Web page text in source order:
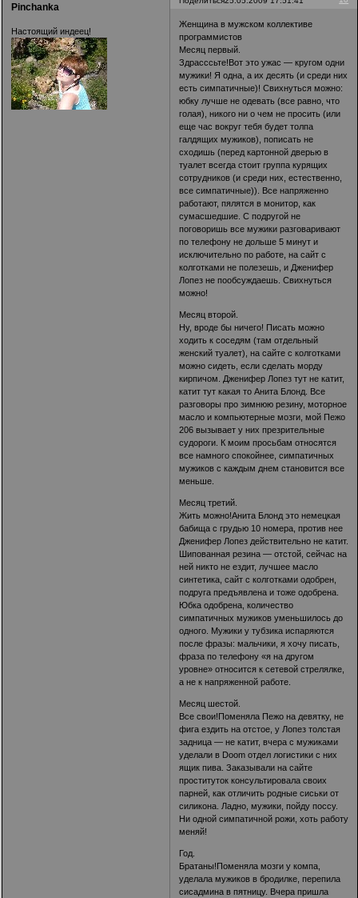
Pinchanka
Настоящий индеец!
Женщина в мужском коллективе
программистов
Месяц первый.
Здрасссьте!Вот это ужас — кругом одни
мужики! Я одна, а их десять (и среди них
есть симпатичные)! Свихнуться можно:
юбку лучше не одевать (все равно, что
голая), никого ни о чем не просить (или
еще час вокруг тебя будет толпа
галдящих мужиков), пописать не
сходишь (перед картонной дверью в
туалет всегда стоит группа курящих
сотрудников (и среди них, естественно,
все симпатичные)). Все напряженно
работают, пялятся в монитор, как
сумасшедшие. С подругой не
поговоришь все мужики разговаривают
по телефону не дольше 5 минут и
исключительно по работе, на сайт с
колготками не полезешь, и Дженифер
Лопез не пообсуждаешь. Свихнуться
можно!
Месяц второй.
Ну, вроде бы ничего! Писать можно
ходить к соседям (там отдельный
женский туалет), на сайте с колготками
можно сидеть, если сделать морду
кирпичом. Дженифер Лопез тут не катит,
катит тут какая то Анита Блонд. Все
разговоры про зимнюю резину, моторное
масло и компьютерные мозги, мой Пежо
206 вызывает у них презрительные
судороги. К моим просьбам относятся
все намного спокойнее, симпатичных
мужиков с каждым днем становится все
меньше.
Месяц третий.
Жить можно!Анита Блонд это немецкая
бабища с грудью 10 номера, против нее
Дженифер Лопез действительно не катит.
Шипованная резина — отстой, сейчас на
ней никто не ездит, лучшее масло
синтетика, сайт с колготками одобрен,
подруга предъявлена и тоже одобрена.
Юбка одобрена, количество
симпатичных мужиков уменьшилось до
одного. Мужики у тубзика испаряются
после фразы: мальчики, я хочу писать,
фраза по телефону «я на другом
уровне» относится к сетевой стрелялке,
а не к напряженной работе.
Месяц шестой.
Все свои!Поменяла Пежо на девятку, не
фига ездить на отстое, у Лопез толстая
задница — не катит, вчера с мужиками
уделали в Doom отдел логистики с них
ящик пива. Заказывали на сайте
проституток консультировала своих
парней, как отличить родные сиськи от
силикона. Ладно, мужики, пойду поссу.
Ни одной симпатичной рожи, хоть работу
меняй!
Год.
Братаны!Поменяла мозги у компа,
уделала мужиков в бродилке, перепила
сисадмина в пятницу. Вчера пришла